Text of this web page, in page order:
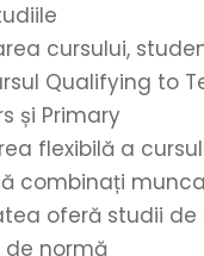
cursului,
Qualifying to
și Primary
flexibilă a
combinați
oferă studii de
normă